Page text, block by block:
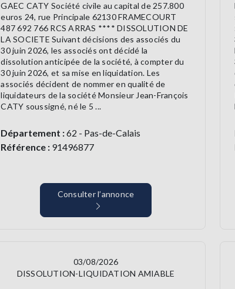
GAEC CATY Société civile au capital de 257.800
euros 24, rue Principale 62130 FRAMECOURT
487 692 766 RCS ARRAS **** DISSOLUTION DE
LA SOCIETE Suivant décisions des associés du
30 juin 2026, les associés ont décidé la
dissolution anticipée de la société, à compter du
30 juin 2026, et sa mise en liquidation. Les
associés décident de nommer en qualité de
liquidateurs de la société Monsieur Jean-François
CATY soussigné, né le 5 ...
Département :62 - Pas-de-Calais
Référence : 91496877
Consulter l’annonce
03/08/2026
DISSOLUTION-LIQUIDATION AMIABLE